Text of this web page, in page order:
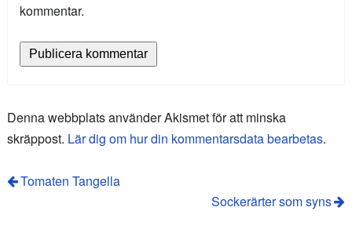
kommentar.
Denna webbplats använder Akismet för att minska
skräppost. Lär dig om hur din kommentarsdata bearbetas.
Tomaten Tangella
Sockerärter som syns